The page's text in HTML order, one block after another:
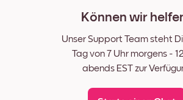
Können wir
Unser Support Team steht
Tag von 7 Uhr morgens -
abends EST zur